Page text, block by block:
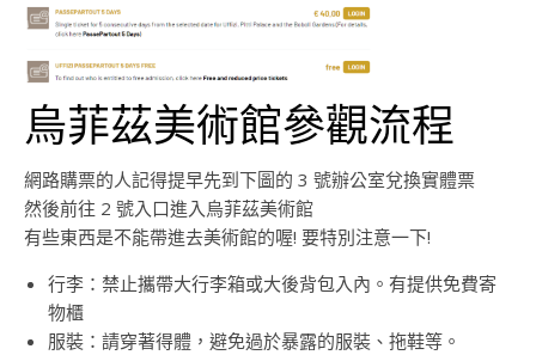
烏菲茲美術館參觀流程
網路購票的人記得提早先到下圖的 3 號辦公室兌換實體票
然後前往 2 號入口進入烏菲茲美術館
有些東西是不能帶進去美術館的喔! 要特別注意一下!
行李：禁止攜帶大行李箱或大後背包入內。有提供免費寄
物櫃
服裝：請穿著得體，避免過於暴露的服裝、拖鞋等。